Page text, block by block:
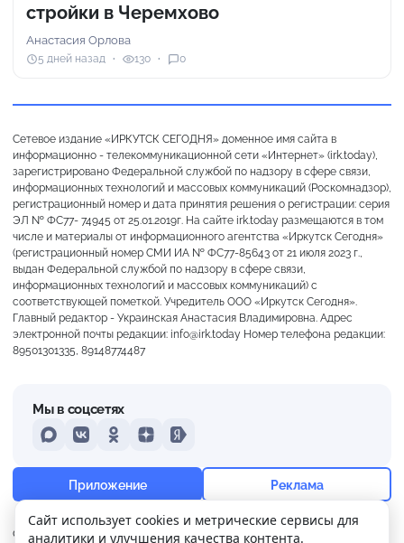
+22° Ощущается как +22
стройки в Черемхово
Анастасия Орлова
5 дней назад 130 0
Сетевое издание «ИРКУТСК СЕГОДНЯ» доменное имя сайта в
информационно - телекоммуникационной сети «Интернет» (irk.today),
зарегистрировано Федеральной службой по надзору в сфере связи,
информационных технологий и массовых коммуникаций (Роскомнадзор),
регистрационный номер и дата принятия решения о регистрации: серия
ЭЛ № ФС77- 74945 от 25.01.2019г. На сайте irk.today размещаются в том
числе и материалы от информационного агентства «Иркутск Сегодня»
(регистрационный номер СМИ ИА № ФС77-85643 от 21 июля 2023 г.,
выдан Федеральной службой по надзору в сфере связи,
информационных технологий и массовых коммуникаций) с
соответствующей пометкой. Учредитель ООО «Иркутск Сегодня».
Главный редактор - Украинская Анастасия Владимировна. Адрес
электронной почты редакции: info@irk.today Номер телефона редакции:
89501301335, 89148774487
О нас Контакты Прислать новость
Мы в соцсетях
MAXVKontakteOdnoklassniki
DzenYandex
Приложение Реклама
Сайт использует cookies и метрические сервисы для
аналитики и улучшения качества контента.